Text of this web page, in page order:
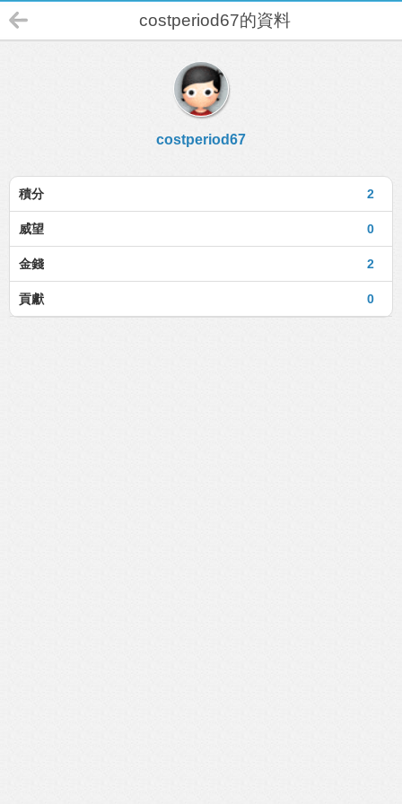
costperiod67的資料
costperiod67
2
積分
0
威望
2
金錢
0
貢獻